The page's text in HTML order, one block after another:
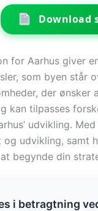
Download
for Aarhus giver
som byen står
der
kan tilpasses
udvikling.
udvikling, samt
begynde din
i betragtning